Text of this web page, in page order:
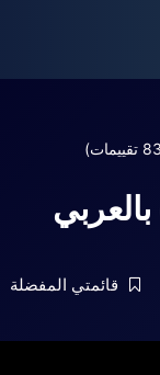
قائمتي المفضلة
ستجد فيها
و
للمناقشة